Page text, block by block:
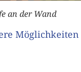
an der Wand
Möglichkeiten